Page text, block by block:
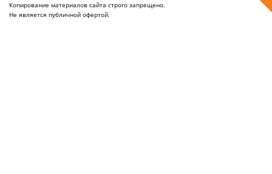
Копирование материалов сайта строго запрещено.
Не является публичной офертой.